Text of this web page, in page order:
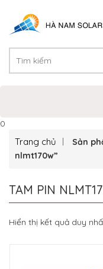
0
Trang chủ
Sản
nlmt170w”
TAM PIN
Hiển thị kết quả duy